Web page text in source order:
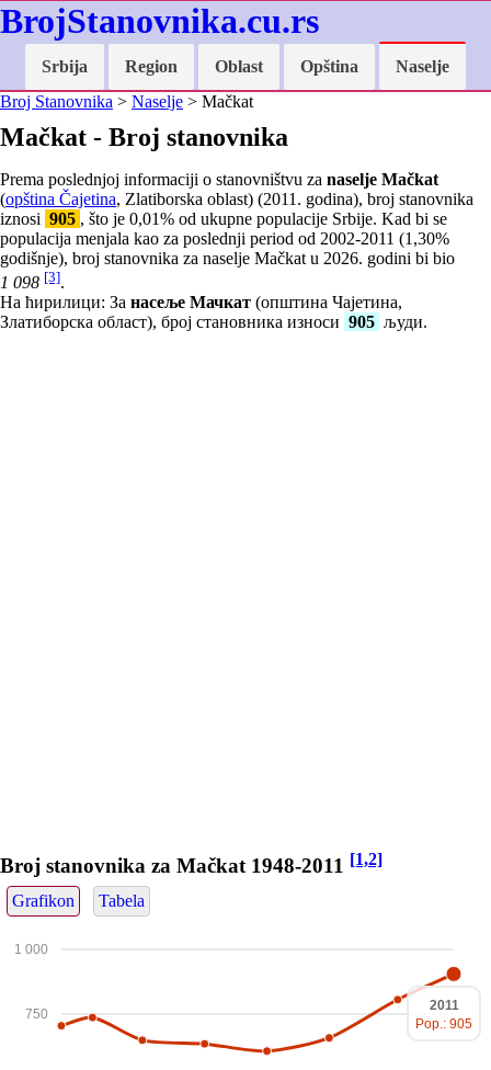
BrojStanovnika.cu.rs
Srbija Region Oblast Opština
Naselje
Broj Stanovnika > Naselje > Mačkat
Mačkat - Broj stanovnika
Prema poslednjoj informaciji o stanovništvu za naselje Mačkat
(opština Čajetina, Zlatiborska oblast) (2011. godina), broj stanovnika
iznosi 905 , što je 0,01% od ukupne populacije Srbije. Kad bi se
populacija menjala kao za poslednji period od 2002-2011 (1,30%
godišnje), broj stanovnika za naselje Mačkat u 2026. godini bi bio
1 098 [3].
На ћирилици: За насеље Мачкат (општина Чајетина,
Златиборска област), број становника износи 905 људи.
Broj stanovnika za Mačkat 1948-2011 [1,2]
Grafikon Tabela
750
1 000
2011
Pop.: 905